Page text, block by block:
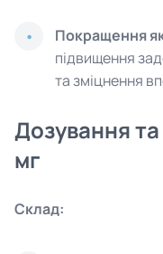
Покращення
підвищення
та зміцнення
Дозування
мг
Склад: